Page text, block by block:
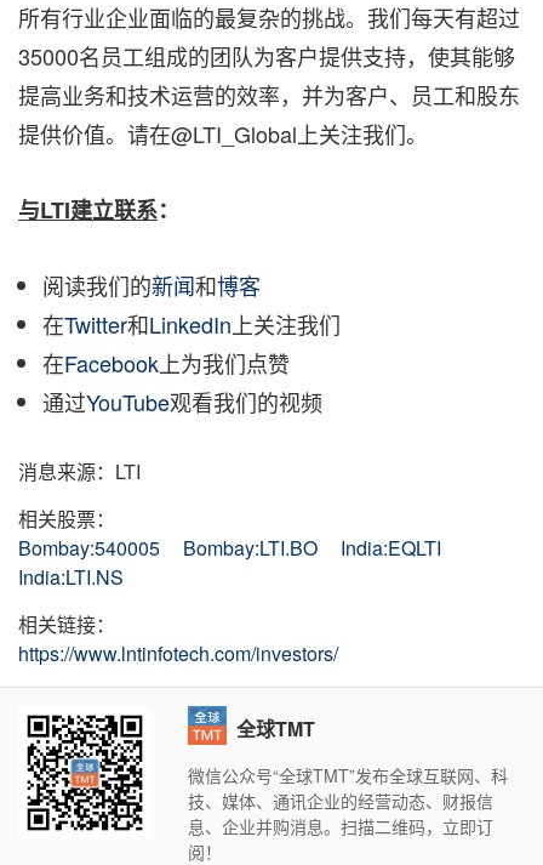
所有行业企业面临的最复杂的挑战。我们每天有超过
35000名员工组成的团队为客户提供支持，使其能够
提高业务和技术运营的效率，并为客户、员工和股东
提供价值。请在@LTI_Global上关注我们。
与LTI建立联系：
阅读我们的新闻和博客
在Twitter和LinkedIn 上关注我们
在Facebook 上为我们点赞
通过YouTube观看我们的视频
消息来源：LTI
相关股票：
Bombay:540005
Bombay:LTI.BO
India:EQLTI
India:LTI.NS
相关链接：
https://www.lntinfotech.com/investors/
全球TMT
微信公众号“全球TMT”发布全球互联网、科
技、媒体、通讯企业的经营动态、财报信
息、企业并购消息。扫描二维码，立即订
阅！